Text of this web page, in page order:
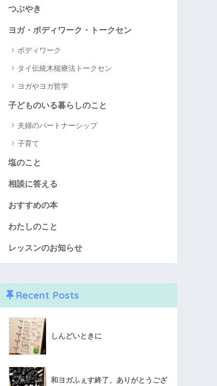
つぶやき
ヨガ・ボディワーク・トークセン
ボディワーク
タイ伝統木槌療法トークセン
ヨガやヨガ哲学
子どものいる暮らしのこと
夫婦のパートナーシップ
子育て
塩のこと
相談に答える
おすすめの本
わたしのこと
レッスンのお知らせ
Recent Posts
しんどいときに
和ヨガふぇす終了、ありがとうござ